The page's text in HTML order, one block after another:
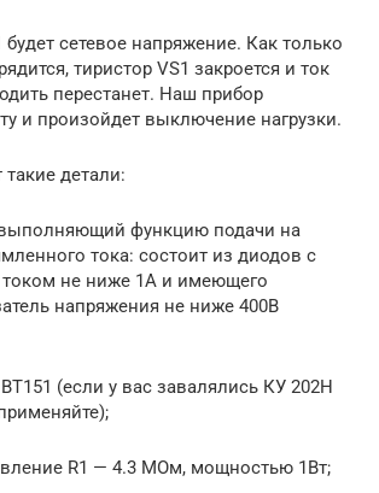
будет сетевое напряжение. Как только
тиристор VS1 закроется и ток
перестанет. Наш прибор
и произойдет выключение нагрузки.
детали:
функцию подачи на
тока: состоит из диодов с
не ниже 1А и имеющего
напряжения не ниже 400В
(если у вас завалялись КУ 202Н
R1 — 4.3 МОм, мощностью 1Вт;